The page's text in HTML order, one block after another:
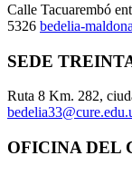
Calle Tacuarembó
5326 bedelia-
SEDE
Ruta 8 Km. 282,
OFICINA DEL